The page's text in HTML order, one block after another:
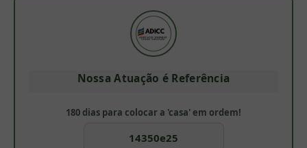
Nossa Atuação é Referência
180 dias para colocar a 'casa' em ordem!
14350e25